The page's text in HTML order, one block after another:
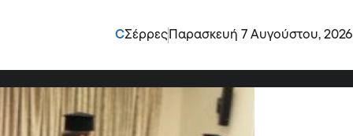
CΣέρρες Παρασκευή 7 Αυγούστου, 2026